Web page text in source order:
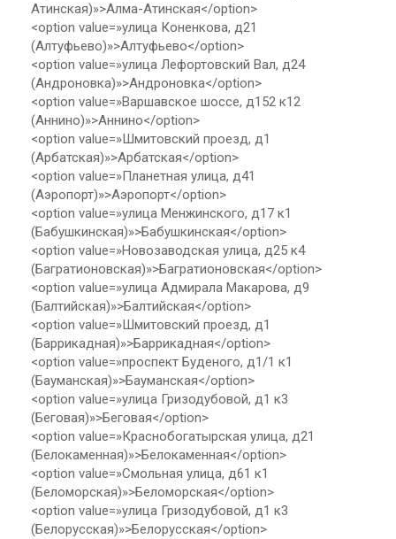
Атинская)»>Алма-Атинская</option>
<option value=»улица Коненкова, д21
(Алтуфьево)»>Алтуфьево</option>
<option value=»улица Лефортовский Вал, д24
(Андроновка)»>Андроновка</option>
<option value=»Варшавское шоссе, д152 к12
(Аннино)»>Аннино</option>
<option value=»Шмитовский проезд, д1
(Арбатская)»>Арбатская</option>
<option value=»Планетная улица, д41
(Аэропорт)»>Аэропорт</option>
<option value=»улица Менжинского, д17 к1
(Бабушкинская)»>Бабушкинская</option>
<option value=»Новозаводская улица, д25 к4
(Багратионовская)»>Багратионовская</option>
<option value=»улица Адмирала Макарова, д9
(Балтийская)»>Балтийская</option>
<option value=»Шмитовский проезд, д1
(Баррикадная)»>Баррикадная</option>
<option value=»проспект Буденого, д1/1 к1
(Бауманская)»>Бауманская</option>
<option value=»улица Гризодубовой, д1 к3
(Беговая)»>Беговая</option>
<option value=»Краснобогатырская улица, д21
(Белокаменная)»>Белокаменная</option>
<option value=»Смольная улица, д61 к1
(Беломорская)»>Беломорская</option>
<option value=»улица Гризодубовой, д1 к3
(Белорусская)»>Белорусская</option>